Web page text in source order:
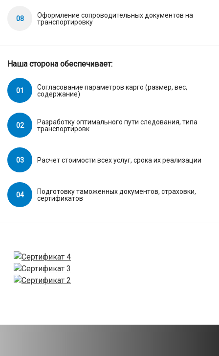
08
Оформление сопроводительных документов на
транспортировку
Наша сторона обеспечивает:
01
Согласование параметров карго (размер, вес,
содержание)
02
Разработку оптимального пути следования, типа
транспортировк
03 Расчет стоимости всех услуг, срока их реализации
04
Подготовку таможенных документов, страховки,
сертификатов